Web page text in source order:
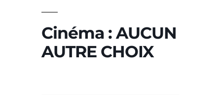
Cinéma : AUCUN
AUTRE CHOIX